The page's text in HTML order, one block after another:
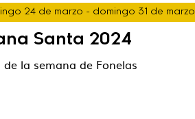
24 de marzo - domingo 31 de marzo
Santa 2024
la semana de Fonelas